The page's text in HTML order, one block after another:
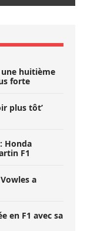
une huitième
forte
plus tôt’
Honda
F1
a
en F1 avec sa